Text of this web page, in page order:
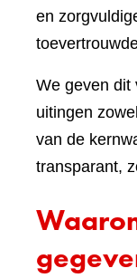
en
We geven dit
uitingen
van de
transparant,